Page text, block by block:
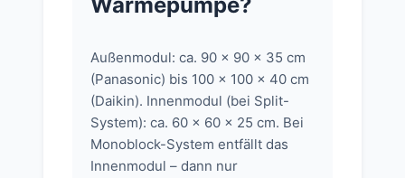
Außenmodul: ca. 90 × 90 × 35 cm
(Panasonic) bis 100 × 100 × 40 cm
(Daikin). Innenmodul (bei Split-
System): ca. 60 × 60 × 25 cm. Bei
Monoblock-System entfällt das
Innenmodul – dann nur